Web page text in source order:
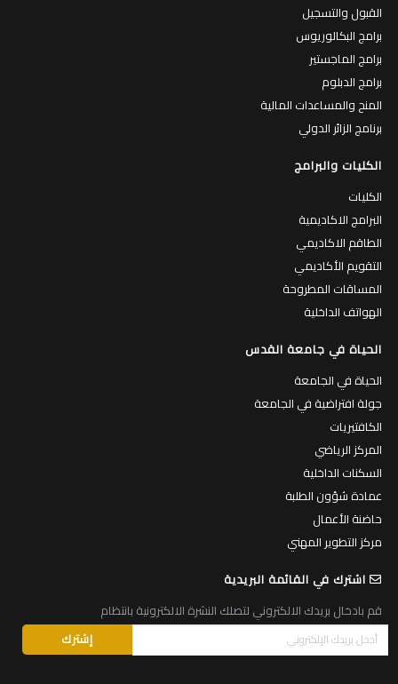
القبول والتسجيل
برامج البكالوريوس
برامج الماجستير
برامج الدبلوم
المنح والمساعدات المالية
برنامج الزائر الدولي
الكليات والبرامج
الكليات
البرامج الاكاديمية
الطاقم الاكاديمي
التقويم الأكاديمي
المساقات المطروحة
الهواتف الداخلية
الحياة في جامعة القدس
الحياة في الجامعة
جولة افتراضية في الجامعة
الكافتيريات
المركز الرياضي
السكنات الداخلية
عمادة شؤون الطلبة
حاضنة الأعمال
مركز التطوير المهني
اشترك في القائمة البريدية
قم بادخال بريدك الالكتروني لتصلك النشرة الالكترونية بانتظام